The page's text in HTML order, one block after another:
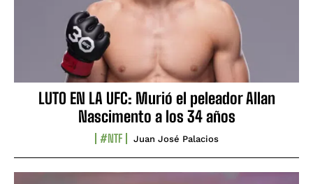
LUTO EN LA UFC: Murió el peleador Allan
Nascimento a los 34 años
#NTF Juan José Palacios